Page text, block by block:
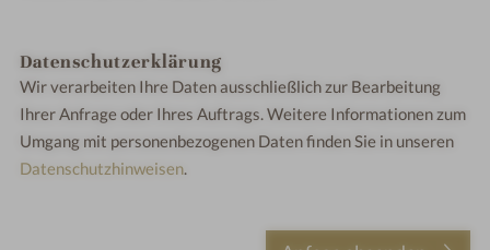
Datenschutzerklärung
Wir verarbeiten Ihre Daten ausschließlich zur Bearbeitung
Ihrer Anfrage oder Ihres Auftrags.Weitere Informationen zum
Umgang mit personenbezogenen Daten finden Sie in unseren
Datenschutzhinweisen